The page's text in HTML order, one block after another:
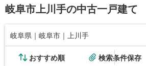
岐阜市上川手の中古一戸建て
岐阜県｜岐阜市｜上川手
おすすめ順 検索条件保存